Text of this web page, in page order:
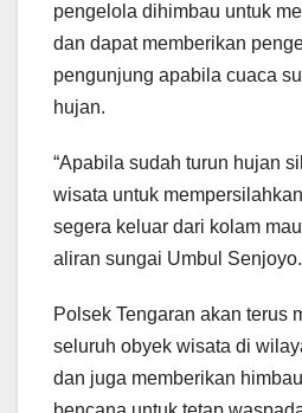
pengelola dihimbau untuk
dan dapat memberikan
pengunjung apabila cuaca
hujan.
“Apabila sudah turun hujan
wisata untuk
segera keluar dari kolam
aliran sungai Umbul
Polsek Tengaran akan terus
seluruh obyek wisata di
dan juga memberikan